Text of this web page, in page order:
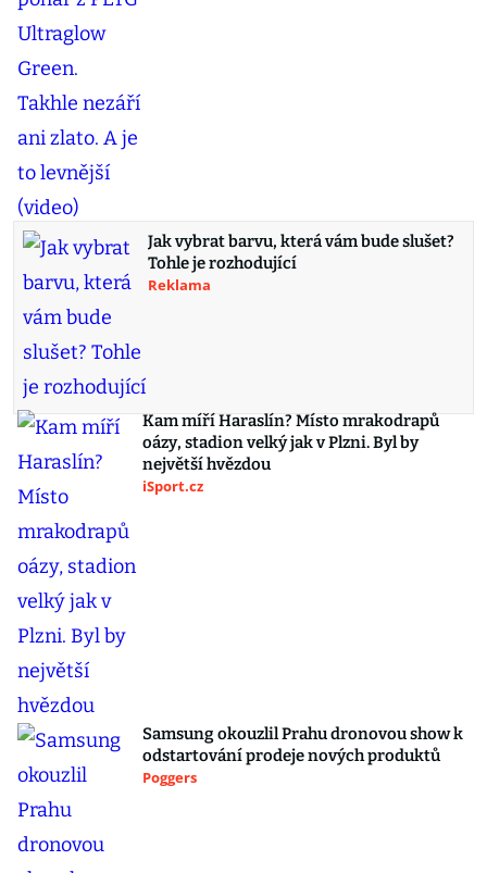
Jak vybrat barvu, která vám bude slušet?
Tohle je rozhodující
Reklama
Kam míří Haraslín? Místo mrakodrapů
oázy, stadion velký jak v Plzni. Byl by
největší hvězdou
iSport.cz
Samsung okouzlil Prahu dronovou show k
odstartování prodeje nových produktů
Poggers